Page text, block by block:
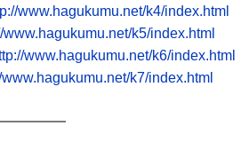
www.hagukumu.net/k4/index.html
www.hagukumu.net/k5/index.html
www.hagukumu.net/k6/index.html
www.hagukumu.net/k7/index.html